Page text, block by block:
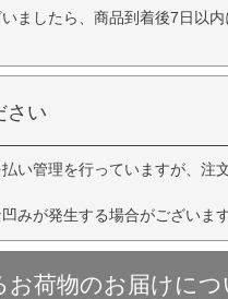
ましたら、商品到着後7日以
さい
い管理を行っていますが、注
みが発生する場合がございます
荷物のお届けにつ